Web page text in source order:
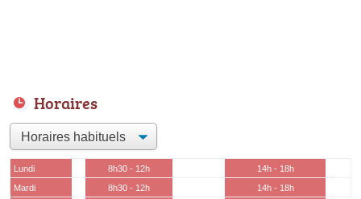
Horaires
Lundi 8h30 - 12h
14h - 18h
Mardi
8h30 - 12h
14h - 18h